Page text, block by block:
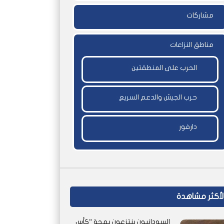
مشاركات
مناطق النزاعات
الحرب على المنطقتين
حرب الجيش والدعم السريع
دارفور
مشاهدة
السودانيون ينتزعون بهجة “كأس